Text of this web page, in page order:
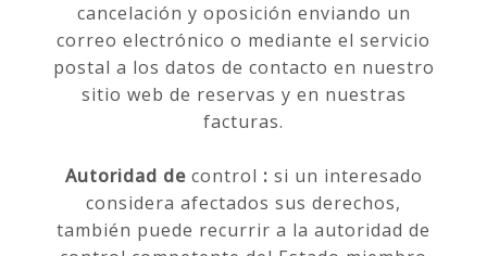
cancelación y oposición enviando un
correo electrónico o mediante el servicio
postal a los datos de contacto en nuestro
sitio web de reservas y en nuestras
facturas.
Autoridad decontrol : si un interesado
considera afectados sus derechos,
también puede recurrir a la autoridad de